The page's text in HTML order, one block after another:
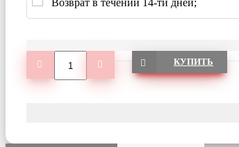
Возврат в течении 14-ти дней;
КУПИТЬ